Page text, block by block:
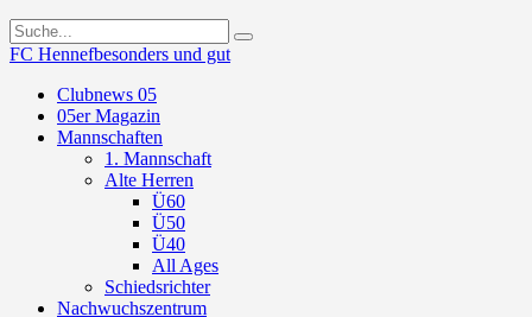
FC Hennefbesonders und gut
Clubnews 05
05er Magazin
Mannschaften
1. Mannschaft
Alte Herren
Ü60
Ü50
Ü40
All Ages
Schiedsrichter
Nachwuchszentrum